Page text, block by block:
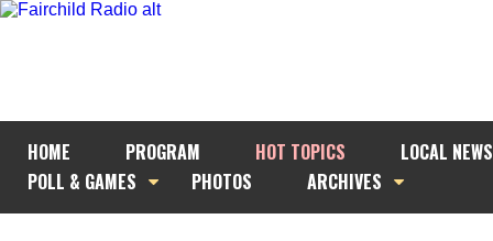
HOME PROGRAM HOT TOPICS
LOCAL NEWS
POLL & GAMES
PHOTOS ARCHIVES